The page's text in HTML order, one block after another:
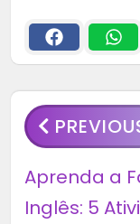
Aprenda a
Inglês: 5